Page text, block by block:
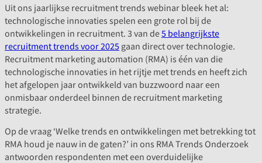
Uit ons jaarlijkse recruitment trends webinar bleek het al:
technologische innovaties spelen een grote rol bij de
ontwikkelingen in recruitment. 3 van de5 belangrijkste
recruitment trends voor 2025gaan direct over technologie.
Recruitment marketing automation (RMA) is één van die
technologische innovaties in het rijtje met trends en heeft zich
het afgelopen jaar ontwikkeld van buzzwoord naar een
onmisbaar onderdeel binnen de recruitment marketing
strategie.
Op de vraag ‘Welke trends en ontwikkelingen met betrekking tot
RMA houd je nauw in de gaten?’ in ons RMA Trends Onderzoek
antwoorden respondenten met een overduidelijke